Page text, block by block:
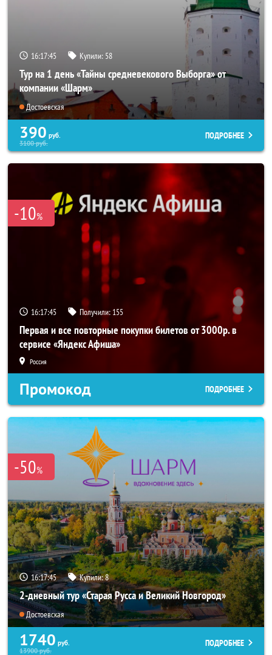
16:17:44 Купили: 58
Тур на 1 день «Тайны средневекового Выборга» от
компании «Шарм»
Достоевская
390 руб.
3100руб.
ПОДРОБНЕЕ
-10%
16:17:44 Получили: 155
Первая и все повторные покупки билетов от 3000р. в
сервисе «Яндекс Афиша»
Россия
Промокод ПОДРОБНЕЕ
-50%
16:17:44 Купили:8
2-дневный тур «Старая Русса и Великий Новгород»
Достоевская
1740 руб.
13900руб.
ПОДРОБНЕЕ